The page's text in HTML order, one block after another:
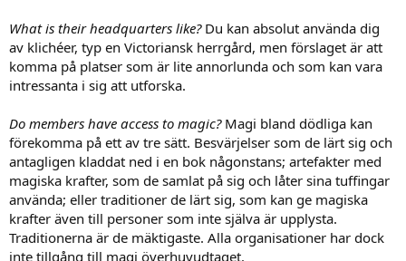
What is their headquarters like? Du kan absolut använda dig
av klichéer, typ en Victoriansk herrgård, men förslaget är att
komma på platser som är lite annorlunda och som kan vara
intressanta i sig att utforska.
Do members have access to magic? Magi bland dödliga kan
förekomma på ett av tre sätt. Besvärjelser som de lärt sig och
antagligen kladdat ned i en bok någonstans; artefakter med
magiska krafter, som de samlat på sig och låter sina tuffingar
använda; eller traditioner de lärt sig, som kan ge magiska
krafter även till personer som inte själva är upplysta.
Traditionerna är de mäktigaste. Alla organisationer har dock
inte tillgång till magi överhuvudtaget.